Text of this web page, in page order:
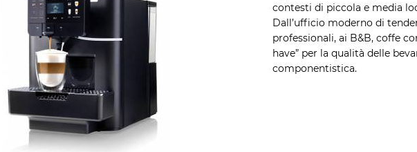
contesti di piccola e media
Dall’ufficio moderno di
professionali, ai B&B, coffe
have” per la qualità delle
componentistica.